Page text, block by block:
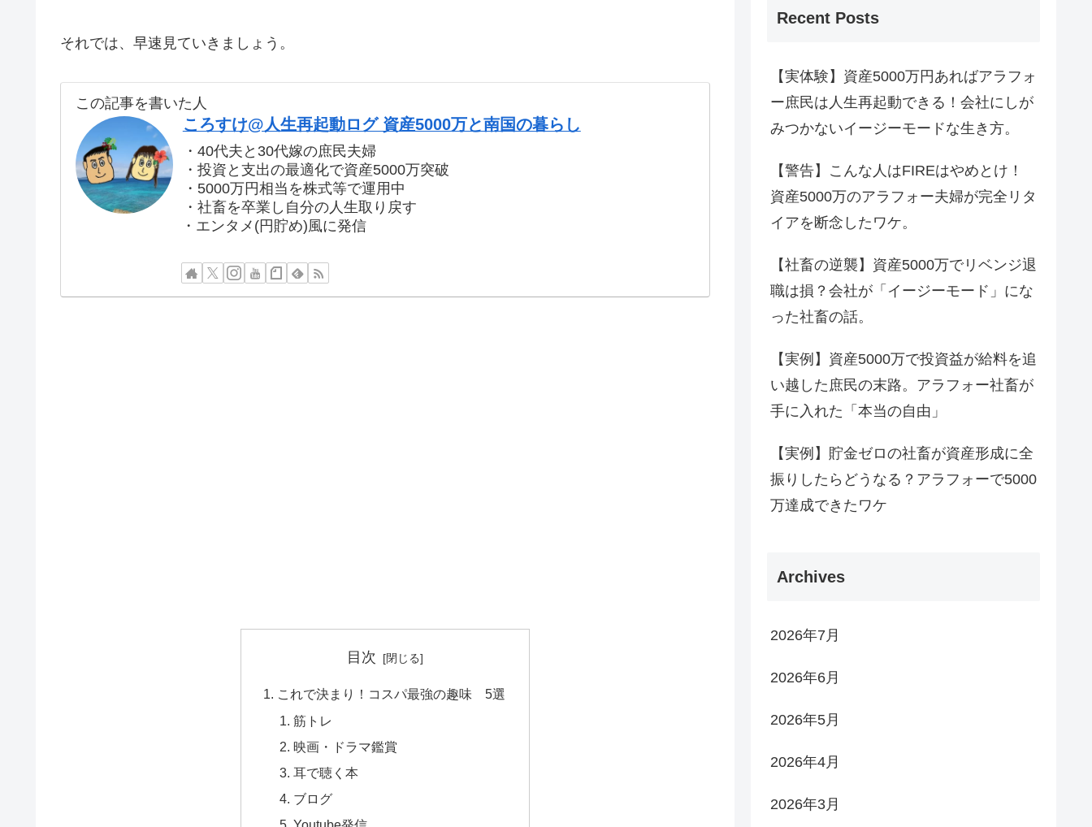
それでは、早速見ていきましょう。
この記事を書いた人
ころすけ@人生再起動ログ 資産5000万と南国の暮らし
・40代夫と30代嫁の庶民夫婦
・投資と支出の最適化で資産5000万突破
・5000万円相当を株式等で運用中
・社畜を卒業し自分の人生取り戻す
・エンタメ(円貯め)風に発信
目次
これで決まり！コスパ最強の趣味 5選
筋トレ
映画・ドラマ鑑賞
耳で聴く本
ブログ
Recent Posts
【実体験】資産5000万円あればアラフォ
ー庶民は人生再起動できる！会社にしが
みつかないイージーモードな生き方。
【警告】こんな人はFIREはやめとけ！
資産5000万のアラフォー夫婦が完全リタ
イアを断念したワケ。
【社畜の逆襲】資産5000万でリベンジ退
職は損？会社が「イージーモード」にな
った社畜の話。
【実例】資産5000万で投資益が給料を追
い越した庶民の末路。アラフォー社畜が
手に入れた「本当の自由」
【実例】貯金ゼロの社畜が資産形成に全
振りしたらどうなる？アラフォーで5000
万達成できたワケ
Archives
2026年7月
2026年6月
2026年5月
2026年4月
2026年3月